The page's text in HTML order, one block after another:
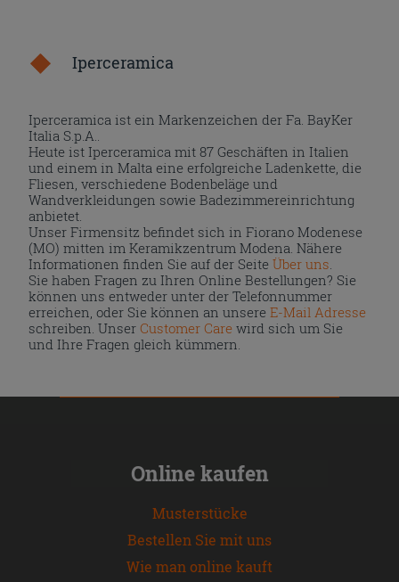
Iperceramica
Iperceramica ist ein Markenzeichen der Fa. BayKer
Italia S.p.A..
Heute ist Iperceramica mit 87 Geschäften in Italien
und einem in Malta eine erfolgreiche Ladenkette, die
Fliesen, verschiedene Bodenbeläge und
Wandverkleidungen sowie Badezimmereinrichtung
anbietet.
Unser Firmensitz befindet sich in Fiorano Modenese
(MO) mitten im Keramikzentrum Modena. Nähere
Informationen finden Sie auf der Seite Über uns
Sie haben Fragen zu Ihren Online Bestellungen? Sie
können uns entweder unter der Telefonnummer
erreichen, oder Sie können an unsereE-Mail Adresse
schreiben. UnserCustomer Care wird sich um Sie
und Ihre Fragen gleich kümmern.
Online kaufen
Musterstücke
Bestellen Sie mit uns
Wie man online kauft